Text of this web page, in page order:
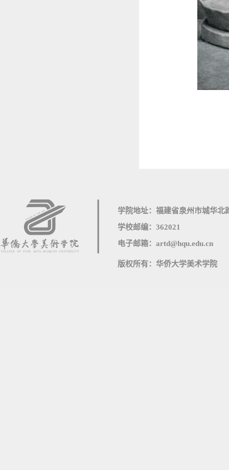
学院地址：福建省泉州市城华北
学校邮编：362021
电子邮箱：artd@hqu.edu.cn
版权所有：华侨大学美术学